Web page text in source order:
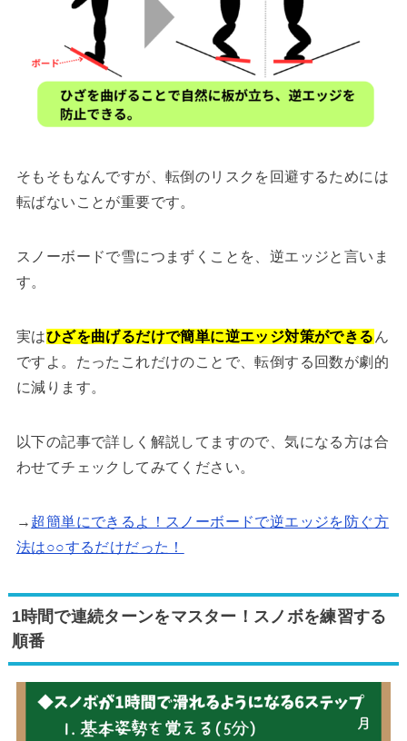
そもそもなんですが、転倒のリスクを回避するためには
転ばないことが重要です。
スノーボードで雪につまずくことを、逆エッジと言いま
す。
実はひざを曲げるだけで簡単に逆エッジ対策ができる ん
ですよ。たったこれだけのことで、転倒する回数が劇的
に減ります。
以下の記事で詳しく解説してますので、気になる方は合
わせてチェックしてみてください。
→ 超簡単にできるよ！スノーボードで逆エッジを防ぐ方
法は○○するだけだった！
1時間で連続ターンをマスター！スノボを練習する
順番